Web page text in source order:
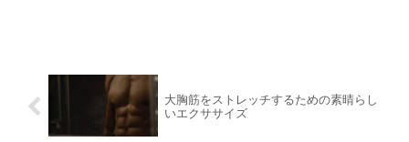
大胸筋をストレッチするための素晴らし
いエクササイズ